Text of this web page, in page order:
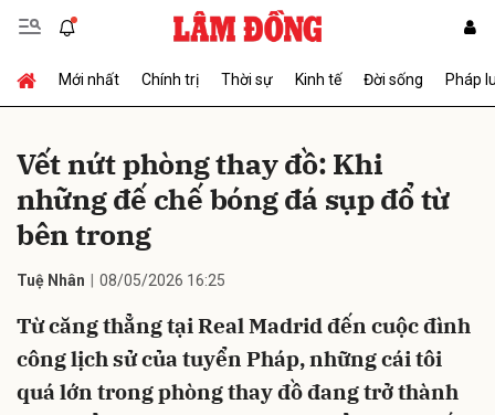
Mới nhất Chính trị Thời sự Kinh tế Đời sống Pháp
Vết nứt phòng thay đồ: Khi
những đế chế bóng đá sụp đổ từ
bên trong
Tuệ Nhân 08/05/2026 16:25
Từ căng thẳng tại Real Madrid đến cuộc đình
công lịch sử của tuyển Pháp, những cái tôi
quá lớn trong phòng thay đồ đang trở thành
Gửi bình luận
Hủy Gửi